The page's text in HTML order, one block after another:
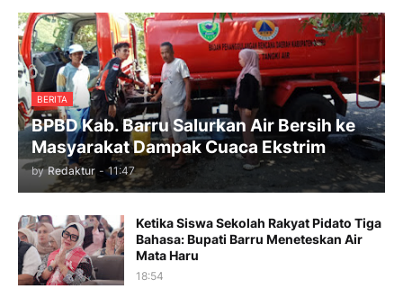
BERITA
BPBD Kab. Barru Salurkan Air Bersih ke
Masyarakat Dampak Cuaca Ekstrim
by Redaktur - 11:47
Ketika Siswa Sekolah Rakyat Pidato Tiga
Bahasa: Bupati Barru Meneteskan Air
Mata Haru
18:54